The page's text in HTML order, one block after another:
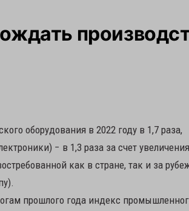
оборудования в 2022 году в 1,7 раза,
− в 1,3 раза за счет увеличения
как в стране, так и за
прошлого года индекс